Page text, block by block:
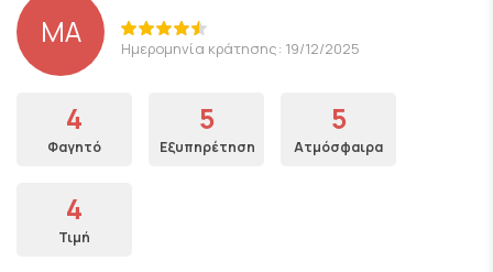
ΜΑ Ημερομηνία κράτησης: 19/12/2025
4
Φαγητό
5
Εξυπηρέτηση
5
Ατμόσφαιρα
4
Τιμή